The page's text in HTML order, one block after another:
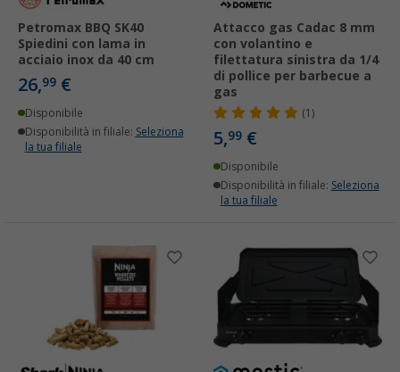
Petromax BBQ SK40
Spiedini con lama in
acciaio inox da 40 cm
26,99 €
Disponibile
Disponibilità in filiale: Seleziona
la tua filiale
Attacco gas Cadac 8 mm
con volantino e
filettatura sinistra da 1/4
di pollice per barbecue a
gas
(1)
5,99 €
Disponibile
Disponibilità in filiale: Seleziona
la tua filiale